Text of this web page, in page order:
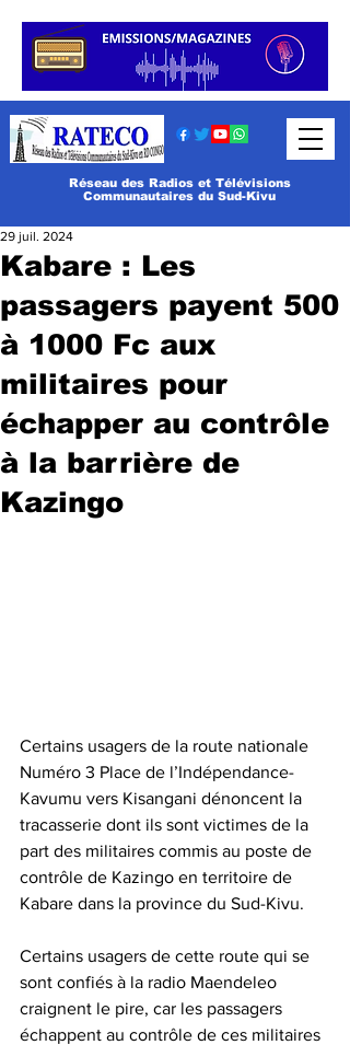
Réseau des Radios et Télévisions
Communautaires du Sud-Kivu
Kabare : Les
passagers payent 500
à 1000 Fc aux
militaires pour
échapper au contrôle
à la barrière de
Kazingo
29 juil. 2024
Certains usagers de la route nationale
Numéro 3 Place de l’Indépendance-
Kavumu vers Kisangani dénoncent la
tracasserie dont ils sont victimes de la
part des militaires commis au poste de
contrôle de Kazingo en territoire de
Kabare dans la province du Sud-Kivu.
Certains usagers de cette route qui se
sont confiés à la radio Maendeleo
craignent le pire, car les passagers
échappent au contrôle de ces militaires